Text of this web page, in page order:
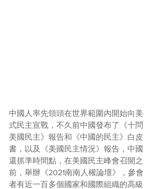
中國人率先領頭在世界範圍內開始向美
式民主宣戰，不久前中國發布了《十問
美國民主》報告和《中國的民主》白皮
書，以及《美國民主情況》報告，中國
還抓準時間點，在美國民主峰會召開之
前，舉辦《2021南南人權論壇》，參會
者有近一百多個國家和國際組織的高級